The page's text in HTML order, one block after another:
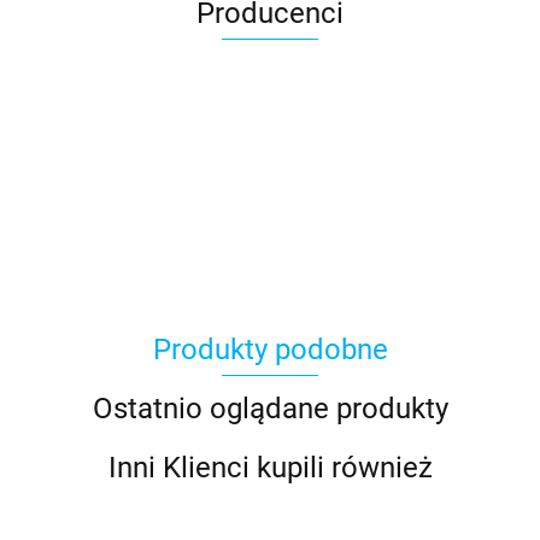
Producenci
Basic Fun
Produkty podobne
Ostatnio oglądane produkty
Inni Klienci kupili również